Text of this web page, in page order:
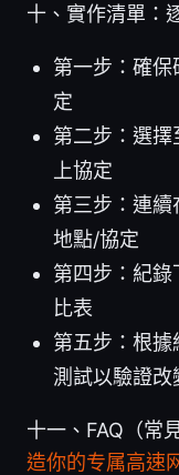
十、實作清單：
第一步：確
定
第二步：選
上協定
第三步：連
地點/協定
第四步：紀
比表
第五步：根
測試以驗證改
十一、FAQ（常
造你的专属高速